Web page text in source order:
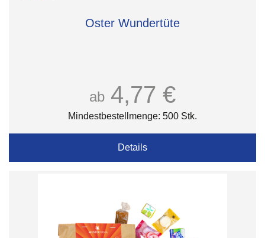
Oster Wundertüte
ab 4,77 €
Mindestbestellmenge: 500 Stk.
Details